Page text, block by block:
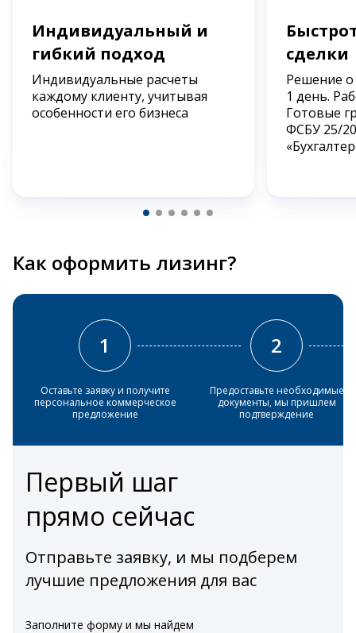
Индивидуальный и
гибкий подход
Индивидуальные расчеты
каждому клиенту, учитывая
особенности его бизнеса
сделки
Решение
1 день.
Готовые
ФСБУ 25/
Как оформить лизинг?
1
Оставьте заявку и получите
персональное коммерческое
предложение
2
Предоставьте необходимые
документы, мы пришлем
подтверждение
Первый шаг
прямо сейчас
Отправьте заявку, и мы подберем
лучшие предложения для вас
Заполните форму и мы найдем